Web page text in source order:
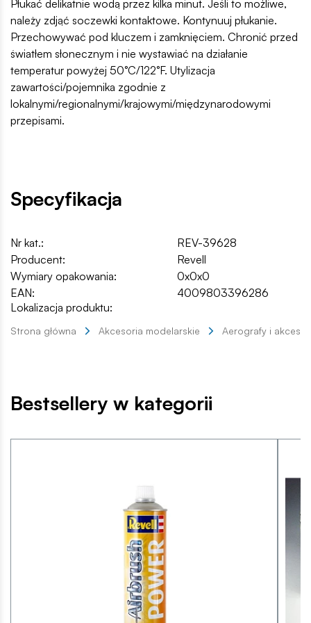
Płukać delikatnie wodą przez kilka minut. Jeśli to możliwe,
należy zdjąć soczewki kontaktowe. Kontynuuj płukanie.
Przechowywać pod kluczem i zamknięciem. Chronić przed
światłem słonecznym i nie wystawiać na działanie
temperatur powyżej 50°C/122°F. Utylizacja
zawartości/pojemnika zgodnie z
lokalnymi/regionalnymi/krajowymi/międzynarodowymi
przepisami.
Specyfikacja
Nr kat.:
REV-39628
Producent:
Revell
Wymiary opakowania:
0x0x0
EAN:
4009803396286
Lokalizacja produktu:
Strona główna Akcesoria modelarskie Aerografy i
Bestsellery w kategorii